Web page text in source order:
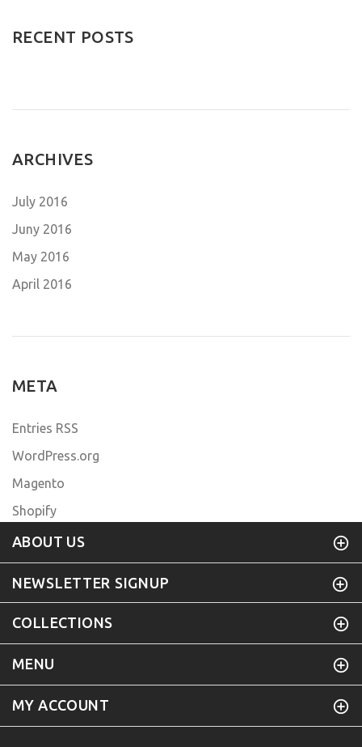
RECENT POSTS
ARCHIVES
July 2016
Juny 2016
May 2016
April 2016
META
Entries RSS
WordPress.org
Magento
Shopify
ABOUT US
NEWSLETTER SIGNUP
COLLECTIONS
MENU
MY ACCOUNT